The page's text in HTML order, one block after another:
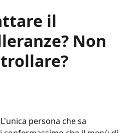
il
Non
persona che sa